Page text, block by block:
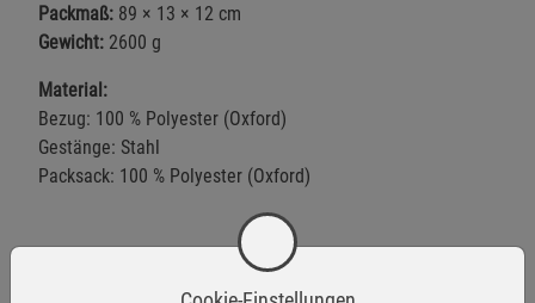
Packmaß: 89 × 13 × 12 cm
Gewicht: 2600 g
Material:
Bezug: 100 % Polyester (Oxford)
Gestänge: Stahl
Packsack: 100 % Polyester (Oxford)
Warnhinweise / Sicherheitsinformationen